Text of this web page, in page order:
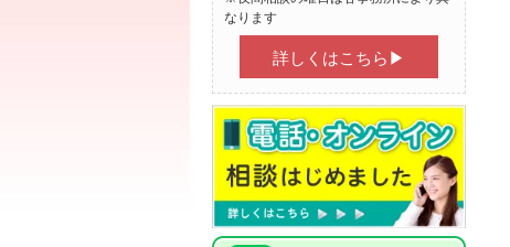
なります
詳しくはこちら▶